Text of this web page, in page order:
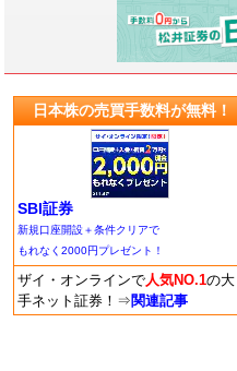
日本株の売買手数料が無料！
SBI証券
新規口座開設＋条件クリアで
もれなく2000円プレゼント！
ザイ・オンラインで 人気NO.1の大
手ネット証券！ ⇒ 関連記事